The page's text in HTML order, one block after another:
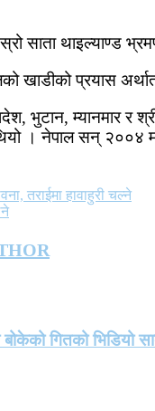
साता थाइल्याण्ड
खाडीको प्रयास
भुटान, म्यानमार र
। नेपाल सन् २००४
तराईमा हावाहुरी चल्ने
गितको भिडियो